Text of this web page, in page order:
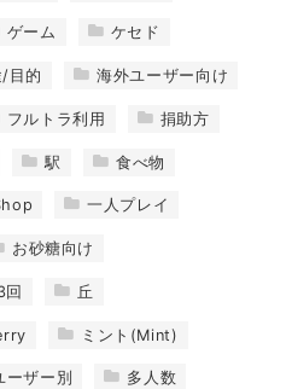
ゲーム ケセド
目的 海外ユーザー向け
フルトラ利用 捐助方
駅 食べ物
一人プレイ
お砂糖向け
回 丘
ミント(Mint)
ーザー別 多人数